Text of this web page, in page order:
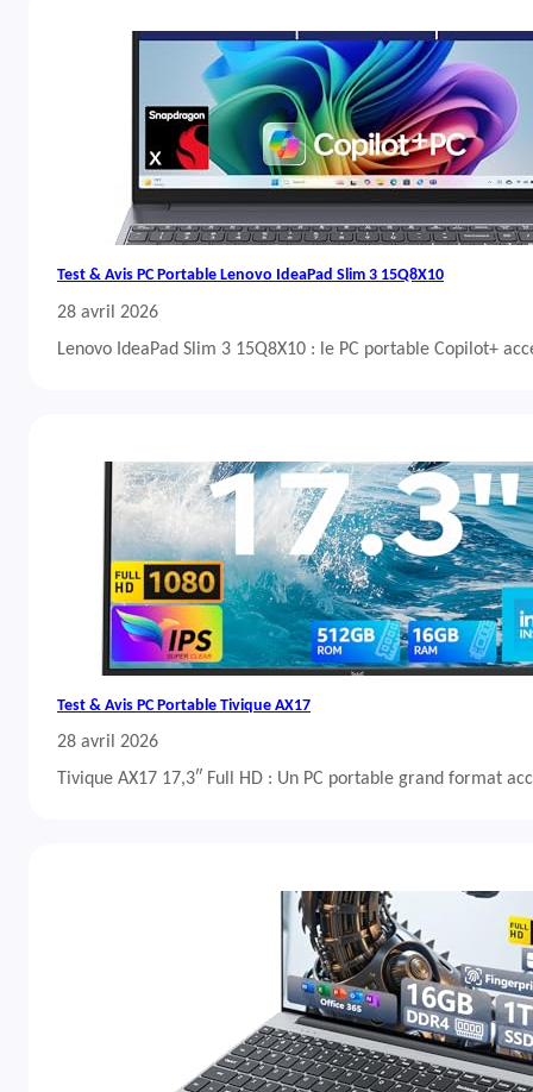
Test & Avis PC Portable Lenovo IdeaPad Slim 3 15Q8X10
28 avril 2026
Lenovo IdeaPad Slim 3 15Q8X10 : le PC portable Copilot+
Test & Avis PC Portable Tivique AX17
28 avril 2026
Tivique AX17 17,3″ Full HD : Un PC portable grand format